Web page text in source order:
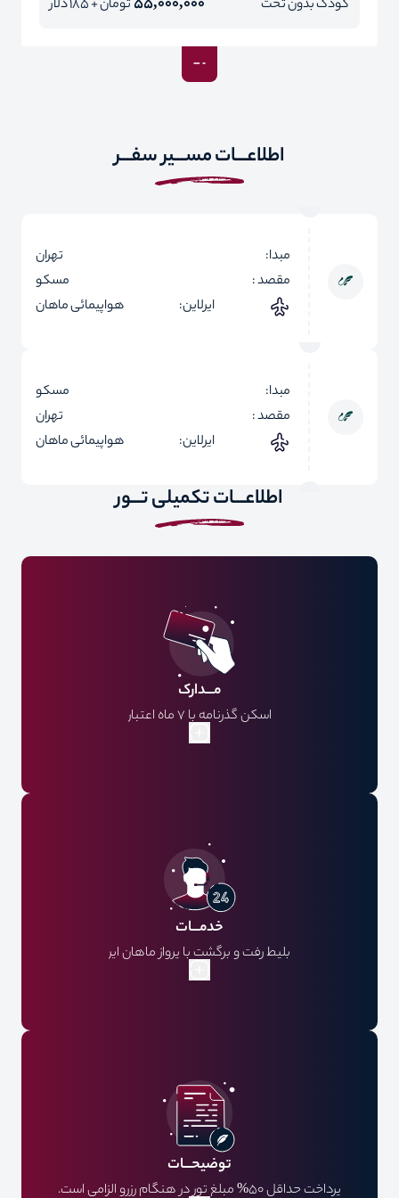
کودک بدون تخت 55,000,000تومان + 185 دلار
اطلاعـــات مســـیر سفـــر
مبدا:
تهران
مقصد :
مسکو
ایرلاین:
هواپیمائی ماهان
مبدا:
مسکو
مقصد :
تهران
ایرلاین:
هواپیمائی ماهان
اطلاعـــات تکمیلی تـــور
مـــدارک
اسکن گذرنامه با 7 ماه اعتبار
فایل عکس پرسنلی
خدمـــات
بلیط رفت و برگشت با پرواز ماهان ایر
ویزا
توضیحـــات
پرداخت حداقل 50% مبلغ تور در هنگام رزرو الزامی است.